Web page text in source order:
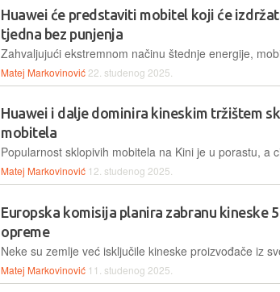
Huawei će predstaviti mobitel koji će
tjedna bez punjenja
Matej Markovinović 22. studenog 2025.
Huawei i dalje dominira kineskim tržištem
mobitela
Matej Markovinović 12. studenog 2025.
Europska komisija planira zabranu kineske
opreme
Matej Markovinović 11. studenog 2025.